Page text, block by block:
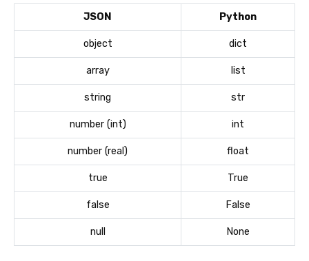
JSON Python
object dict
array list
string str
number (int) int
number (real) float
true True
false False
null None